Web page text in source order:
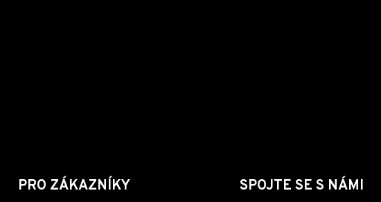
PRO ZÁKAZNÍKY SPOJTE SE S NÁMI